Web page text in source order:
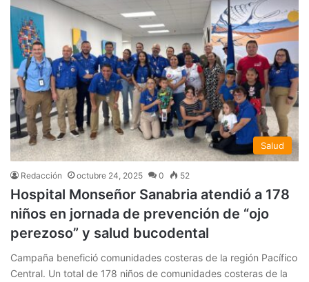
Salud
Redacción octubre 24, 2025 0 52
Hospital Monseñor Sanabria atendió a 178
niños en jornada de prevención de “ojo
perezoso” y salud bucodental
Campaña benefició comunidades costeras de la región Pacífico
Central. Un total de 178 niños de comunidades costeras de la